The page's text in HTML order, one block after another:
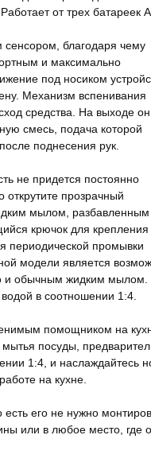
от трех батареек
благодаря чему
и максимально
под носиком
Механизм вспенивания
средства. На выходе он
смесь, подача которой
поднесения рук.
не придется постоянно
открутите прозрачный
мылом, разбавленным
крючок для
периодической промывки
модели является
и обычным жидким мылом.
в соотношении 1:4.
помощником на
мытья посуды,
1:4, и наслаждайтесь
на кухне.
его не нужно
или в любое место, где